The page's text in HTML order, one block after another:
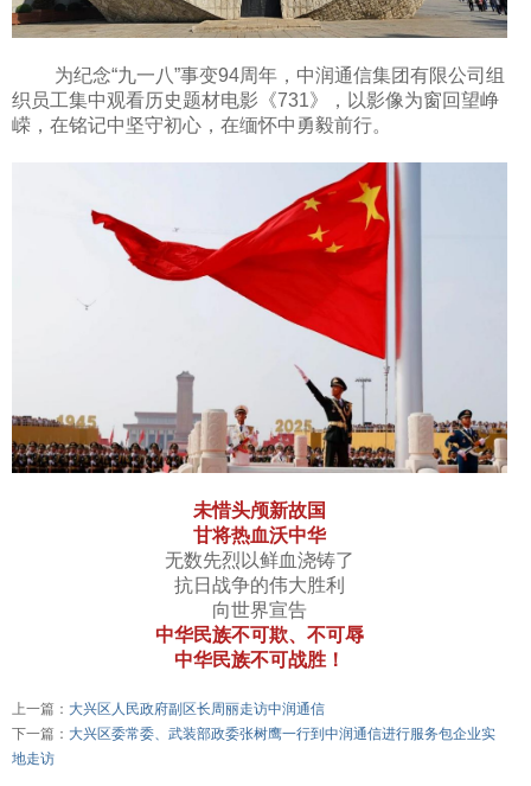
为纪念“九一八”事变94周年，中润通信集团有限公司组
织员工集中观看历史题材电影《731》，以影像为窗回望峥
嵘，在铭记中坚守初心，在缅怀中勇毅前行。
未惜头颅新故国
甘将热血沃中华
无数先烈以鲜血浇铸了
抗日战争的伟大胜利
向世界宣告
中华民族不可欺、不可辱
中华民族不可战胜！
上一篇： 大兴区人民政府副区长周丽走访中润通信
下一篇： 大兴区委常委、武装部政委张树鹰一行到中润通信进行服务包企业实
地走访